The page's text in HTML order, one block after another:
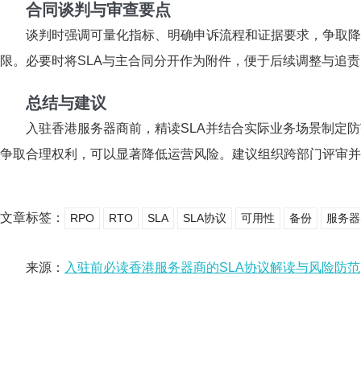
合同谈判与审查要点
谈判时强调可量化指标、明确申诉流程和证据要求，争取
限。必要时将SLA与主合同分开作为附件，便于后续调整与追
总结与建议
入驻香港服务器商前，精读SLA并结合实际业务场景制定
争取合理权利，可以显著降低运营风险。建议组织跨部门评审
文章标签： RPO RTO SLA SLA协议 可用性 备份 服务
来源： 入驻前必读香港服务器商的SLA协议解读与风险防范